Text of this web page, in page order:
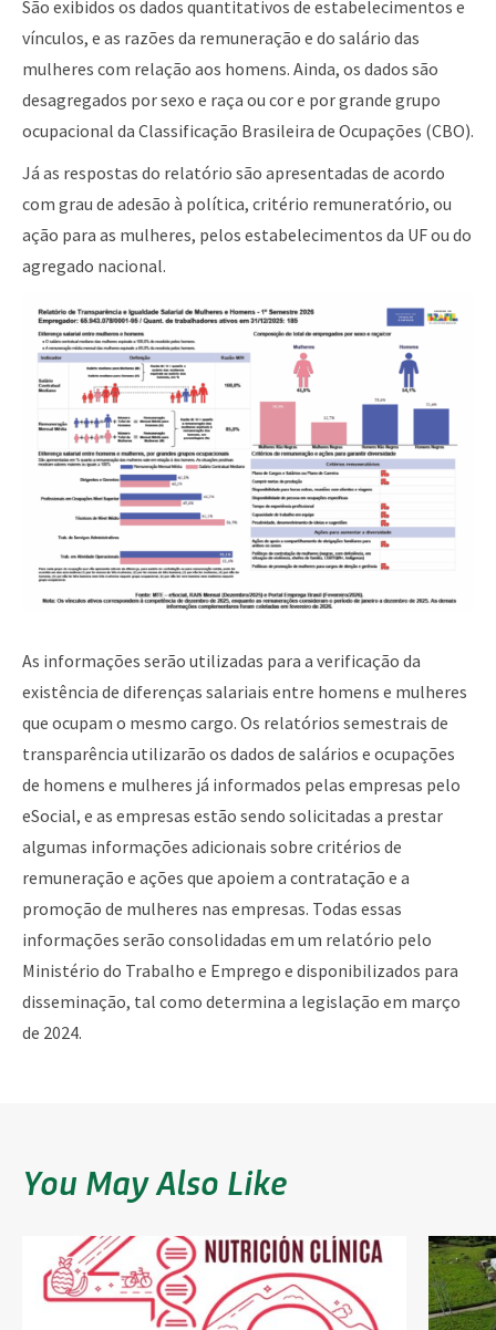
São exibidos os dados quantitativos de estabelecimentos e
vínculos, e as razões da remuneração e do salário das
mulheres com relação aos homens. Ainda, os dados são
desagregados por sexo e raça ou cor e por grande grupo
ocupacional da Classificação Brasileira de Ocupações (CBO).
Já as respostas do relatório são apresentadas de acordo
com grau de adesão à política, critério remuneratório, ou
ação para as mulheres, pelos estabelecimentos da UF ou do
agregado nacional.
As informações serão utilizadas para a verificação da
existência de diferenças salariais entre homens e mulheres
que ocupam o mesmo cargo. Os relatórios semestrais de
transparência utilizarão os dados de salários e ocupações
de homens e mulheres já informados pelas empresas pelo
eSocial, e as empresas estão sendo solicitadas a prestar
algumas informações adicionais sobre critérios de
remuneração e ações que apoiem a contratação e a
promoção de mulheres nas empresas. Todas essas
informações serão consolidadas em um relatório pelo
Ministério do Trabalho e Emprego e disponibilizados para
disseminação, tal como determina a legislação em março
de 2024.
You May Also Like